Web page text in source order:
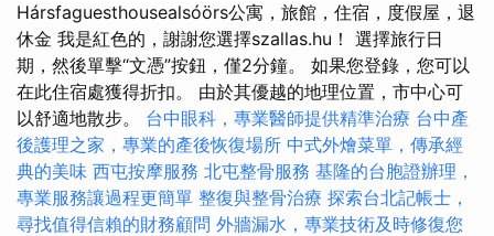
Hársfaguesthousealsóörs公寓，旅館，住宿，度假屋，退
休金 我是紅色的，謝謝您選擇szallas.hu！ 選擇旅行日
期，然後單擊“文憑”按鈕，僅2分鐘。 如果您登錄，您可以
在此住宿處獲得折扣。 由於其優越的地理位置，市中心可
以舒適地散步。 台中眼科，專業醫師提供精準治療 台中產
後護理之家，專業的產後恢復場所 中式外燴菜單，傳承經
典的美味 西屯按摩服務 北屯整骨服務 基隆的台胞證辦理，
專業服務讓過程更簡單 整復與整骨治療 探索台北記帳士，
尋找值得信賴的財務顧問 外牆漏水，專業技術及時修復您